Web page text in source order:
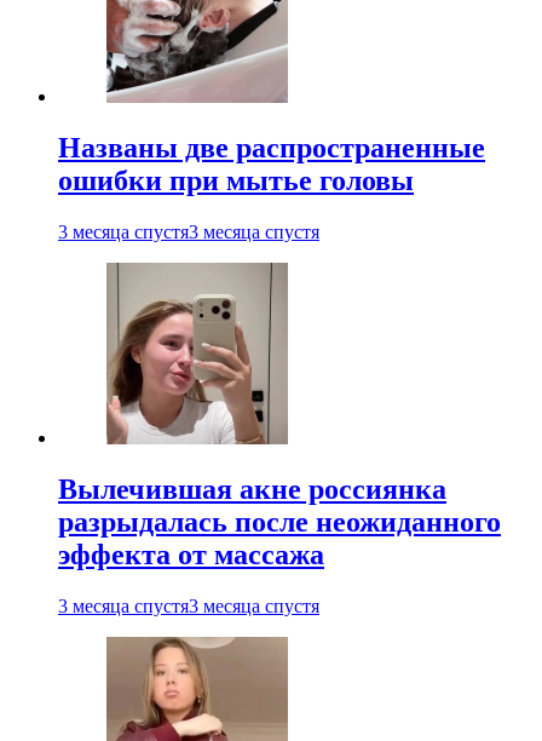
Названы две распространенные
ошибки при мытье головы
3 месяца спустя3 месяца спустя
Вылечившая акне россиянка
разрыдалась после неожиданного
эффекта от массажа
3 месяца спустя3 месяца спустя